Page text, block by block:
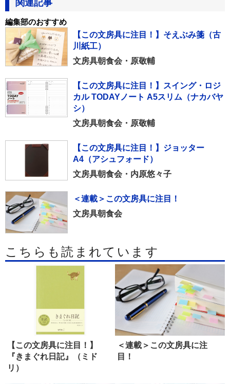
関連記事
編集部のおすすめ
【この文房具に注目！】そえぶみ箋（古
川紙工）
文房具朝食会・原敬輔
【この文房具に注目！】スイング・ロジ
カル TODAYノート A5スリム（ナカバヤ
シ）
文房具朝食会・原敬輔
【この文房具に注目！】ジョッター
A4（アシュフォード）
文房具朝食会・内原悠々子
＜連載＞この文房具に注目！
文房具朝食会
こちらも読まれています
【この文房具に注目！】
『きまぐれ日記』（ミド
リ）
＜連載＞この文房具に注
目！